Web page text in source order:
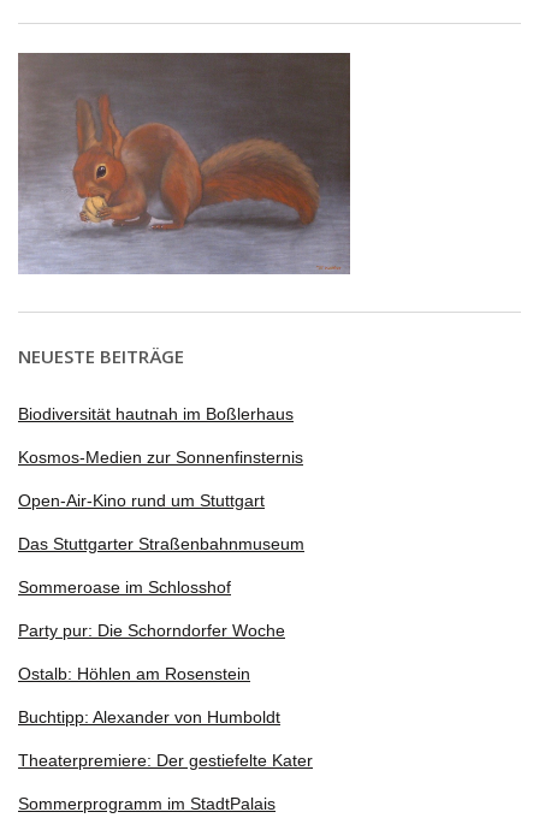
NEUESTE BEITRÄGE
Biodiversität hautnah im Boßlerhaus
Kosmos-Medien zur Sonnenfinsternis
Open-Air-Kino rund um Stuttgart
Das Stuttgarter Straßenbahnmuseum
Sommeroase im Schlosshof
Party pur: Die Schorndorfer Woche
Ostalb: Höhlen am Rosenstein
Buchtipp: Alexander von Humboldt
Theaterpremiere: Der gestiefelte Kater
Sommerprogramm im StadtPalais